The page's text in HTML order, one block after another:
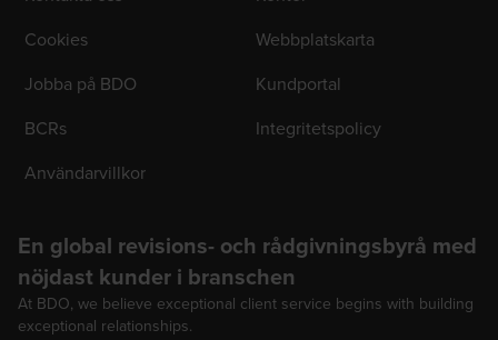
Cookies
Webbplatskarta
Jobba på BDO
Kundportal
BCRs
Integritetspolicy
Användarvillkor
En global revisions- och rådgivningsbyrå med
nöjdast kunder i branschen
At BDO, we believe exceptional client service begins with building
exceptional relationships.